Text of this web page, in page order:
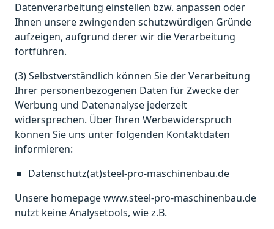
Datenverarbeitung einstellen bzw. anpassen oder
Ihnen unsere zwingenden schutzwürdigen Gründe
aufzeigen, aufgrund derer wir die Verarbeitung
fortführen.
(3) Selbstverständlich können Sie der Verarbeitung
Ihrer personenbezogenen Daten für Zwecke der
Werbung und Datenanalyse jederzeit
widersprechen. Über Ihren Werbewiderspruch
können Sie uns unter folgenden Kontaktdaten
informieren:
Datenschutz(at)steel-pro-maschinenbau.de
Unsere homepage www.steel-pro-maschinenbau.de
nutzt keine Analysetools, wie z.B.